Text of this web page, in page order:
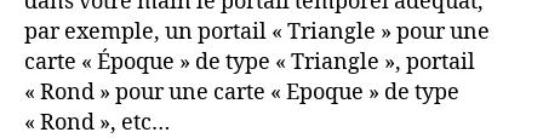
par exemple, un portail « Triangle » pour une
carte « Époque » de type « Triangle », portail
« Rond » pour une carte « Epoque » de type
« Rond », etc…